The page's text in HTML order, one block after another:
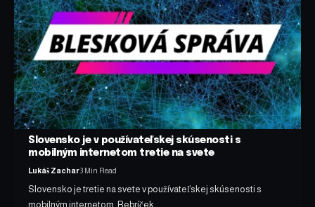
Slovensko je v používateľskej skúsenosti s
mobilným internetom tretie na svete
Lukáš Zachar3 Min Read
Slovensko je tretie na svete v používateľskej skúsenosti s
mobilným internetom. Rebríček…